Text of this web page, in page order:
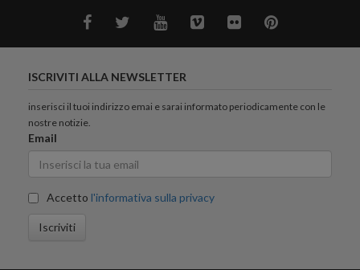
ISCRIVITI ALLA NEWSLETTER
inserisci il tuoi indirizzo emai e sarai informato periodicamente con le
nostre notizie.
Email
Accetto l'informativa sulla privacy
Iscriviti